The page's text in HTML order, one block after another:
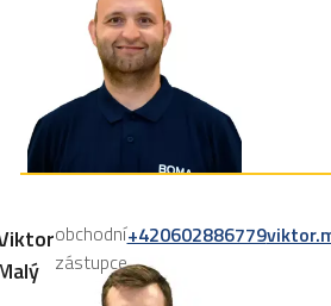
obchodní
zástupce
+420602886779